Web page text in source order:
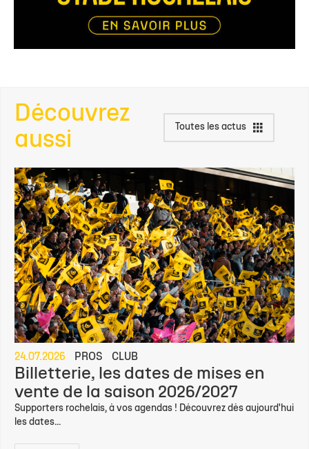
Découvrez
aussi
Toutes les actus
24.07.2026 PROS CLUB
Billetterie, les dates de mises en
vente de la saison 2026/2027
Supporters rochelais, à vos agendas ! Découvrez dès aujourd'hui
les dates...